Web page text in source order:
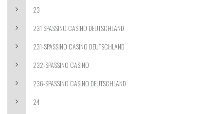
23
231 SPASSINO CASINO DEUTSCHLAND
231-SPASSINO CASINO DEUTSCHLAND
232-SPASSINO CASINO
236-SPASSINO CASINO DEUTSCHLAND
24